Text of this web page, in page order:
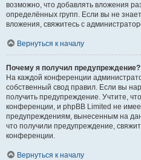
возможно, что добавлять вложения
определённых групп. Если вы не
вложения, свяжитесь с
Вернуться к началу
Почему я получил предупреждение?
На каждой конференции
собственный свод правил. Если вы
получить предупреждение. Учтите,
конференции, и phpBB Limited не
предупреждениям, вынесенным на
что получили предупреждение,
конференции.
Вернуться к началу